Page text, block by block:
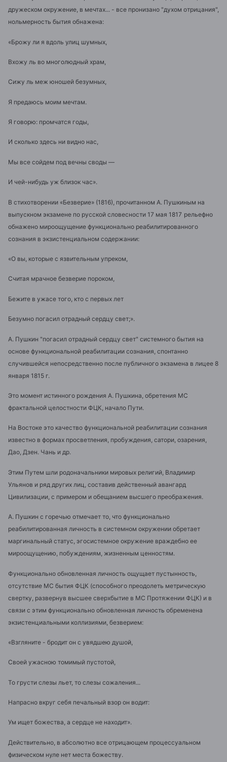
дружеском окружение, в мечтах... - все пронизано "духом отрицания",
нольмерность бытия обнажена:
«Брожу ли я вдоль улиц шумных,
Вхожу ль во многолюдный храм,
Сижу ль меж юношей безумных,
Я предаюсь моим мечтам.
Я говорю: промчатся годы,
И сколько здесь ни видно нас,
Мы все сойдем под вечны своды —
И чей-нибудь уж близок час».
В стихотворении «Безверие» (1816), прочитанном А. Пушкиным на
выпускном экзамене по русской словесности 17 мая 1817 рельефно
обнажено мироощущение функционально реабилитированного
сознания в экзистенциальном содержании:
«О вы, которые с язвительным упреком,
Считая мрачное безверие пороком,
Бежите в ужасе того, кто с первых лет
Безумно погасил отрадный сердцу свет;».
А. Пушкин "погасил отрадный сердцу свет" системного бытия на
основе функциональной реабилитации сознания, спонтанно
случившейся непосредственно после публичного экзамена в лицее 8
января 1815 г.
Это момент истинного рождения А. Пушкина, обретения МС
фрактальной целостности ФЦК, начало Пути.
На Востоке это качество функциональной реабилитации сознания
известно в формах просветления, пробуждения, сатори, озарения,
Дао, Дзен. Чань и др.
Этим Путем шли родоначальники мировых религий, Владимир
Ульянов и ряд других лиц, составив действенный авангард
Цивилизации, с примером и обещанием высшего преображения.
А. Пушкин с горечью отмечает то, что функционально
реабилитированная личность в системном окружении обретает
маргинальный статус, эгосистемное окружение враждебно ее
мироощущению, побуждениям, жизненным ценностям.
Функционально обновленная личность ощущает пустынность,
отсутствие МС бытия ФЦК (способного преодолеть метрическую
свертку, развернув высшее сверхбытие в МС Протяжении ФЦК) и в
связи с этим функционально обновленная личность обременена
экзистенциальными коллизиями, безверием:
«Взгляните - бродит он с увядшею душой,
Своей ужасною томимый пустотой,
То грусти слезы льет, то слезы сожаления...
Напрасно вкруг себя печальный взор он водит:
Ум ищет божества, а сердце не находит».
Действительно, в абсолютно все отрицающем процессуальном
физическом нуле нет места божеству.